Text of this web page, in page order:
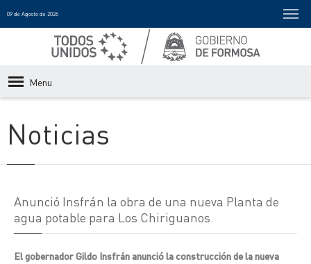
09 de Agosto de 2026
Menu
Noticias
Anunció Insfrán la obra de una nueva Planta de
agua potable para Los Chiriguanos.
El gobernador Gildo Insfrán anunció la construcción de la nueva